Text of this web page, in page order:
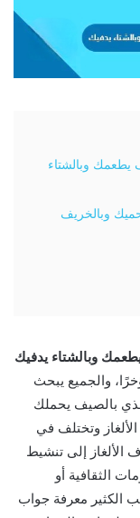
يطعمك وبالشتاء
وبالخريف
وبالشتاء يدفيك
والجميع يبحث
بالصيف يحملك
وتختلف في
الألغاز إلى تنشيط
الثقافية أو
الكثير معرفة جواب